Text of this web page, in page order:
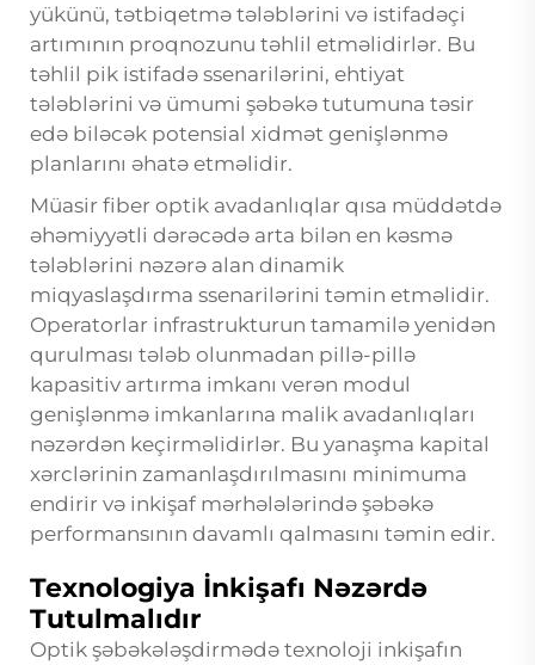
yükünü, tətbiqetmə tələblərini və istifadəçi
artımının proqnozunu təhlil etməlidirlər. Bu
təhlil pik istifadə ssenarilərini, ehtiyat
tələblərini və ümumi şəbəkə tutumuna təsir
edə biləcək potensial xidmət genişlənmə
planlarını əhatə etməlidir.
Müasir fiber optik avadanlıqlar qısa müddətdə
əhəmiyyətli dərəcədə arta bilən en kəsmə
tələblərini nəzərə alan dinamik
miqyaslaşdırma ssenarilərini təmin etməlidir.
Operatorlar infrastrukturun tamamilə yenidən
qurulması tələb olunmadan pillə-pillə
kapasitiv artırma imkanı verən modul
genişlənmə imkanlarına malik avadanlıqları
nəzərdən keçirməlidirlər. Bu yanaşma kapital
xərclərinin zamanlaşdırılmasını minimuma
endirir və inkişaf mərhələlərində şəbəkə
performansının davamlı qalmasını təmin edir.
Texnologiya İnkişafı Nəzərdə
Tutulmalıdır
Optik şəbəkələşdirmədə texnoloji inkişafın